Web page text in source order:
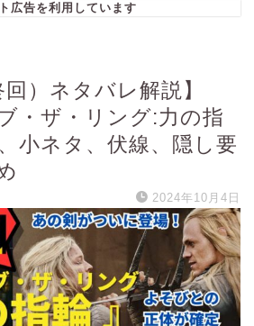
広告を利用しています
回）ネタバレ解説】
・ザ・リング:力の指
小ネタ、伏線、隠し要
2024年10月4日